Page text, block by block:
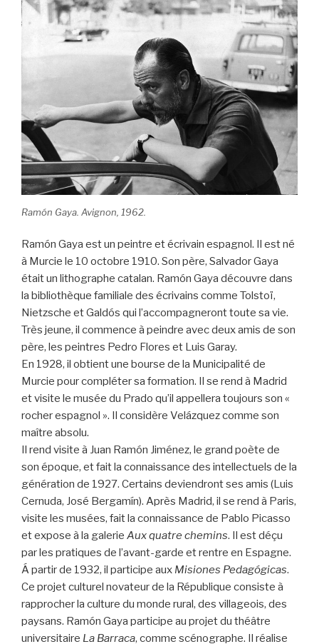
Ramón Gaya. Avignon, 1962.
Ramón Gaya est un peintre et écrivain espagnol. Il est né
à Murcie le 10 octobre 1910. Son père, Salvador Gaya
était un lithographe catalan. Ramón Gaya découvre dans
la bibliothèque familiale des écrivains comme Tolstoï,
Nietzsche et Galdós qui l’accompagneront toute sa vie.
Très jeune, il commence à peindre avec deux amis de son
père, les peintres Pedro Flores et Luis Garay.
En 1928, il obtient une bourse de la Municipalité de
Murcie pour compléter sa formation. Il se rend à Madrid
et visite le musée du Prado qu’il appellera toujours son «
rocher espagnol ». Il considère Velázquez comme son
maître absolu.
Il rend visite à Juan Ramón Jiménez, le grand poète de
son époque, et fait la connaissance des intellectuels de la
génération de 1927. Certains deviendront ses amis (Luis
Cernuda, José Bergamín). Après Madrid, il se rend à Paris,
visite les musées, fait la connaissance de Pablo Picasso
et expose à la galerie Aux quatre chemins. Il est déçu
par les pratiques de l’avant-garde et rentre en Espagne.
Á partir de 1932, il participe aux Misiones Pedagógicas.
Ce projet culturel novateur de la République consiste à
rapprocher la culture du monde rural, des villageois, des
paysans. Ramón Gaya participe au projet du théâtre
universitaire La Barraca, comme scénographe. Il réalise